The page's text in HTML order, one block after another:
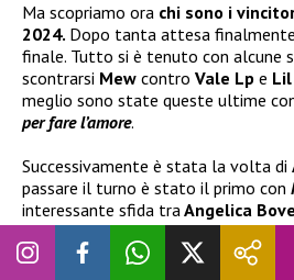
Ma scopriamo ora chi sono i
2024. Dopo tanta attesa
finale. Tutto si è tenuto con alcune
scontrarsi Mew contro Vale Lp e Lil
meglio sono state queste ultime
per fare l’amore.
Successivamente è stata la volta di
passare il turno è stato il primo con
interessante sfida traAngelica Bove
visto uscirne vittorioso il cantante
ai due talenti diArea Sanremo: tra